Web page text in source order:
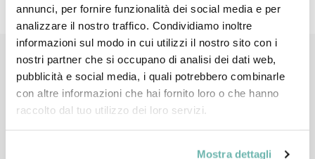
annunci, per fornire funzionalità dei social media e per
analizzare il nostro traffico. Condividiamo inoltre
informazioni sul modo in cui utilizzi il nostro sito con i
nostri partner che si occupano di analisi dei dati web,
pubblicità e social media, i quali potrebbero combinarle
con altre informazioni che hai fornito loro o che hanno
raccolto dal tuo utilizzo dei loro servizi.
Mostra dettagli
Richiedi Informazioni
Prodotti compatibili
Novità